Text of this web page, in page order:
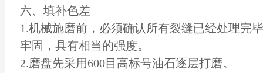
六、填补色差
1.机械施磨前，必须确认所有裂缝已经处理完
牢固，具有相当的强度。
2.磨盘先采用600目高标号油石逐层打磨。